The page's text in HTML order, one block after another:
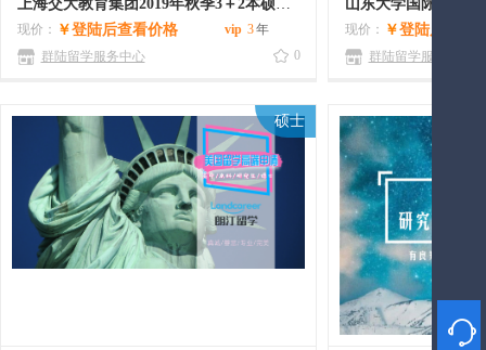
上海交大教育集团2019年秋季3＋2本硕连读招生开始了
现价： ￥登陆后查看价格 vip 3年
群陆留学服务中心
0
山东大学国际教育3
现价： ￥登陆后查看
群陆留学服务中心
硕士
